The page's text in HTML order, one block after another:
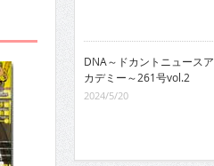
DNA～ドカントニュースア
カデミー～261号vol.2
2024/5/20